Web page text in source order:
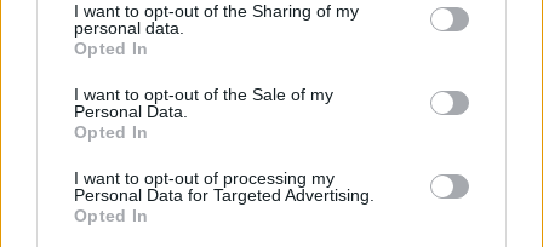
I want to opt-out of the Sharing of my
personal data.
Opted In
I want to opt-out of the Sale of my
Personal Data.
Opted In
I want to opt-out of processing my
Personal Data for Targeted Advertising.
Opted In
Leggi i commenti
SEDUTE SATIRICHE